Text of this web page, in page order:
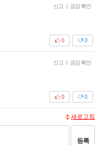
신고 | 공감 확인
0
0
신고 | 공감 확인
0
0
새로고침
등록